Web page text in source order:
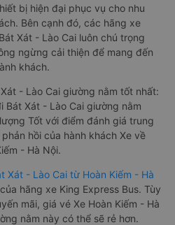
bị hiện đại phục vụ cho nhu
Bên cạnh đó, các hãng xe
Xát - Lào Cai luôn chú trọng
ngừng cải thiện để mang đến
khách.
- Lào Cai giường nằm tốt nhất:
Bát Xát - Lào Cai giường nằm
Tốt với điểm đánh giá trung
hồi của hành khách Xe về
- Hà Nội.
Xát - Lào Cai từ Hoàn Kiếm - Hà
hãng xe King Express Bus. Tùy
mãi, giá vé Xe Hoàn Kiếm - Hà
nằm này có thể sẽ rẻ hơn.